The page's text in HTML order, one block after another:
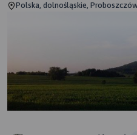
Polska, dolnośląskie,